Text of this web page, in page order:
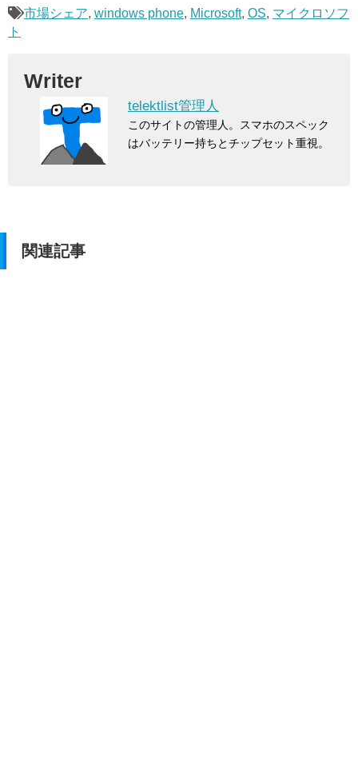
市場シェア, windows phone, Microsoft, OS, マイクロソフ
ト
Writer
telektlist管理人
このサイトの管理人。スマホのスペック
はバッテリー持ちとチップセット重視。
関連記事